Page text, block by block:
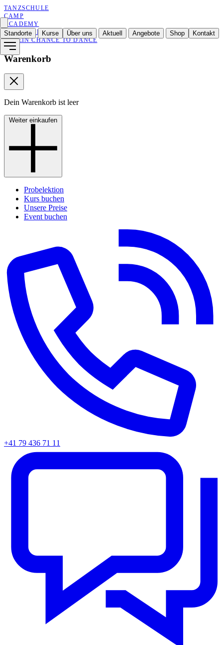
TANZSCHULE
CAMP
ACADEMY
ENTERTAINMENT
VEREIN CHANCE TO DANCE
Standorte Kurse Über uns Aktuell Angebote Shop Kontakt
Warenkorb
Dein Warenkorb ist leer
Weiter einkaufen
Probelektion
Kurs buchen
Unsere Preise
Event buchen
+41 79 436 71 11